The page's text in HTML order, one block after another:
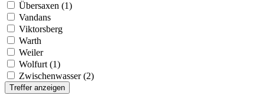
Übersaxen (1)
Vandans
Viktorsberg
Warth
Weiler
Wolfurt (1)
Zwischenwasser (2)
Treffer anzeigen